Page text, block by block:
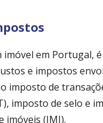
em Portugal,
e impostos
imposto de
imposto de selo e
imóveis (IMI).